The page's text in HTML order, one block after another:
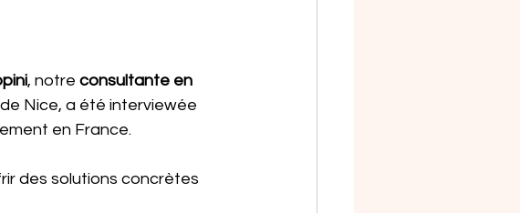
, notre consultante en
Nice, a été interviewée
en France.
des solutions concrètes